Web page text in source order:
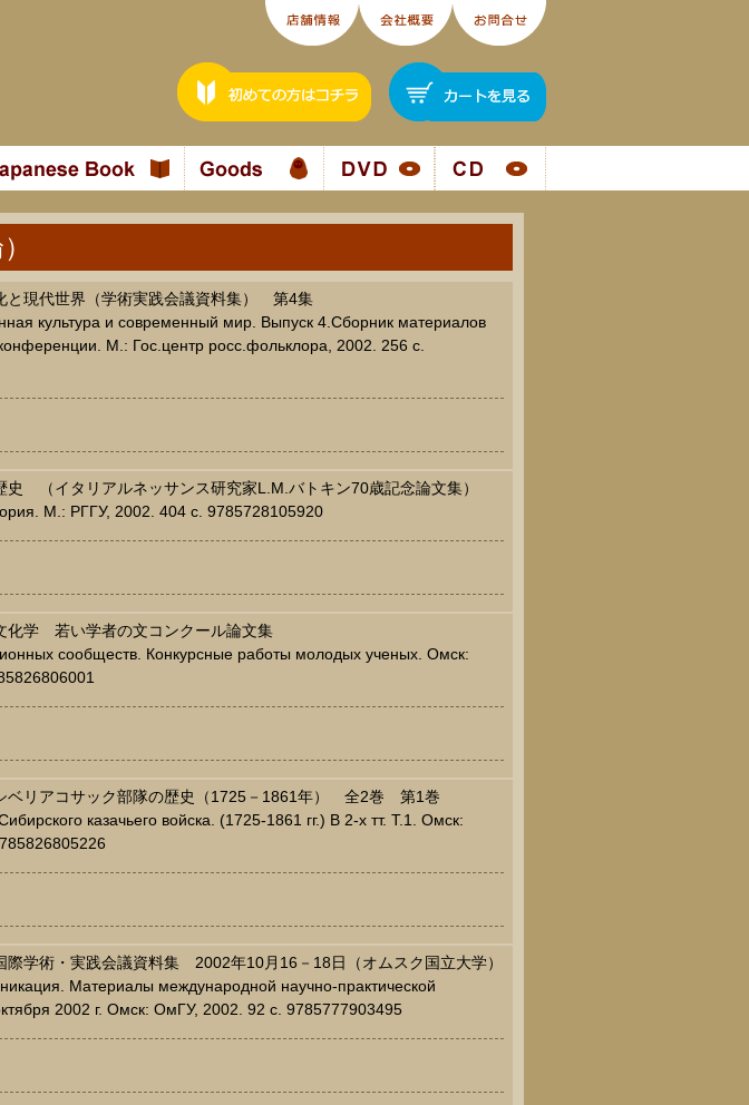
と現代世界（学術実践会議資料集） 第4集
культура и современный мир. Выпуск 4.Сборник материалов
М.: Гос.центр росс.фольклора, 2002. 256 c.
史 （イタリアルネッサンス研究家L.M.バトキン70歳記念論文集）
М.: РГГУ, 2002. 404 c. 9785728105920
化学 若い学者の文コンクール論文集
сообществ. Конкурсные работы молодых ученых. Омск:
リアコサック部隊の歴史（1725－1861年） 全2巻 第1巻
казачьего войска. (1725-1861 гг.) В 2-х тт. Т.1. Омск:
学術・実践会議資料集 2002年10月16－18日（オムスク国立大学）
Материалы международной научно-практической
2002 г. Омск: ОмГУ, 2002. 92 c. 9785777903495